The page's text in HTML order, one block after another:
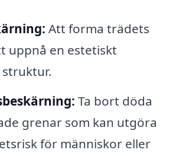
Att forma trädets
uppnå en estetiskt
Ta bort döda
grenar som kan utgöra
för människor eller